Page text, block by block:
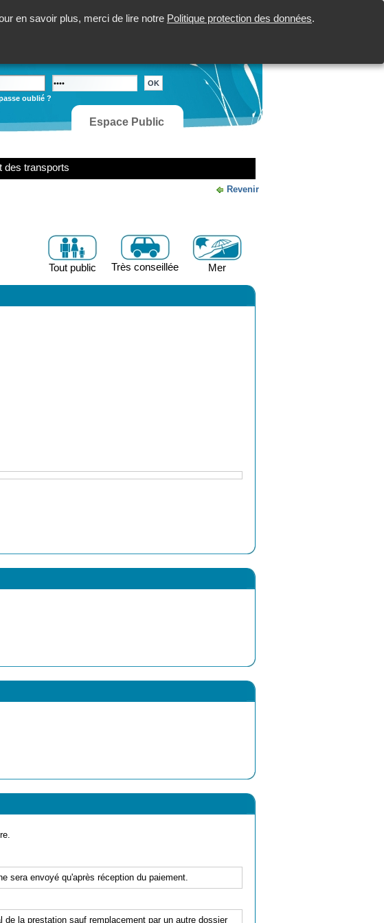
en savoir plus, merci de lire notre Politique protection des données.
oublié ?
Espace Public
des transports
Revenir
Mer
Très conseillée
Tout public
sera envoyé qu'après réception du paiement.
la prestation sauf remplacement par un autre dossier